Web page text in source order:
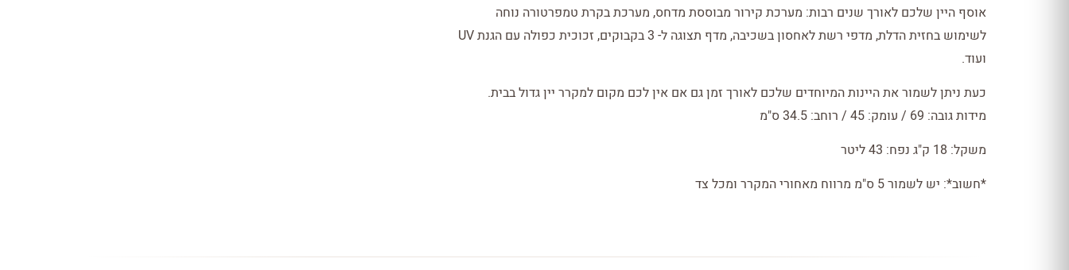
אוסף היין שלכם לאורך שנים רבות: מערכת קירור מבוססת מדחס, מערכת בקרת טמפרטורה נוחה
לשימוש בחזית הדלת, מדפי רשת לאחסון בשכיבה, מדף תצוגה ל- 3 בקבוקים, זכוכית כפולה עם הגנת UV
ועוד.
כעת ניתן לשמור את היינות המיוחדים שלכם לאורך זמן גם אם אין לכם מקום למקרר יין גדול בבית.
מידות גובה: 69 / עומק: 45 / רוחב: 34.5 ס"מ
משקל: 18 ק"ג נפח: 43 ליטר
*חשוב*: יש לשמור 5 ס"מ מרווח מאחורי המקרר ומכל צד